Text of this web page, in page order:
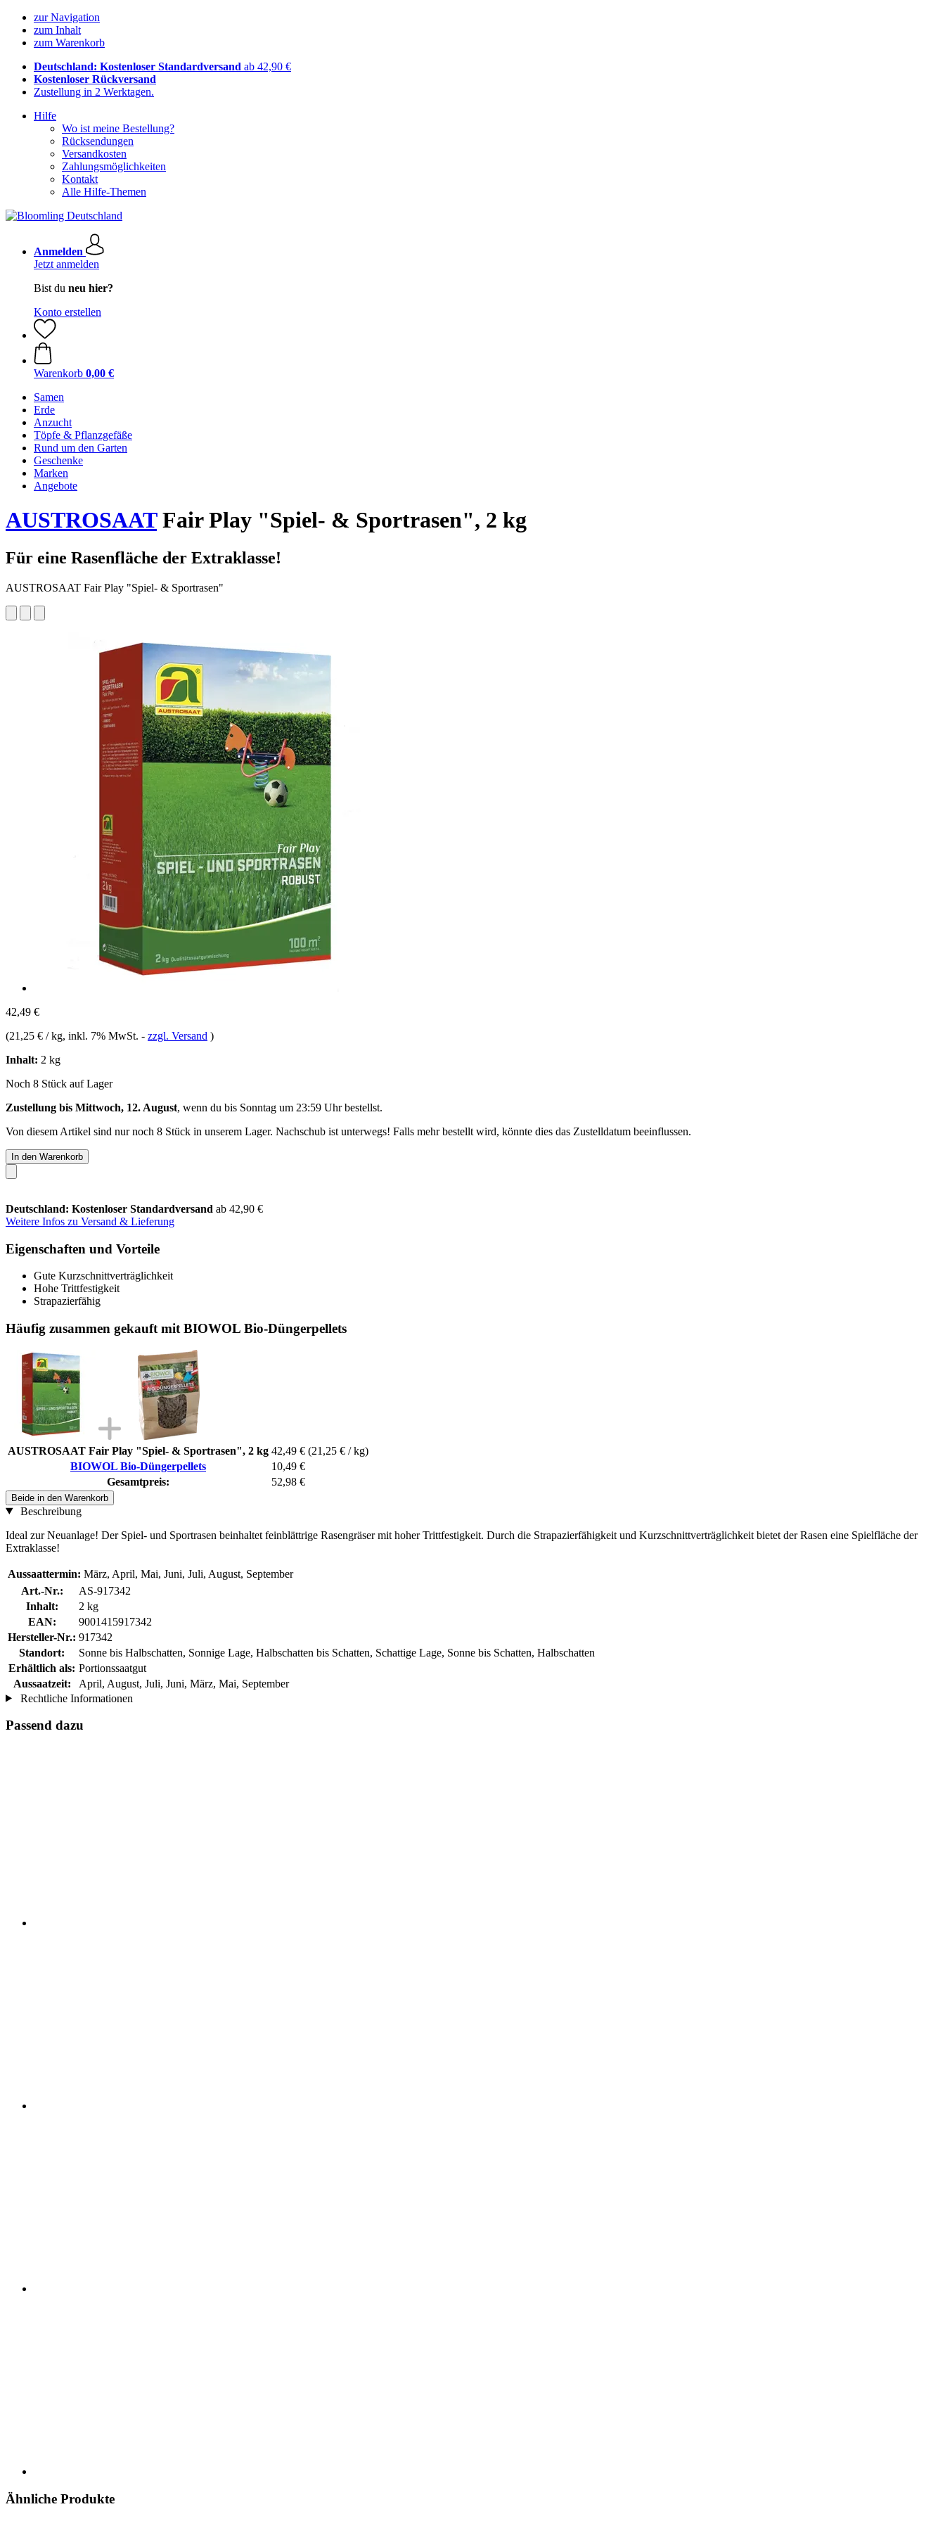
zur Navigation
zum Inhalt
zum Warenkorb
Deutschland: Kostenloser Standardversand ab 42,90 €
Kostenloser Rückversand
Zustellung in 2 Werktagen.
Hilfe
Wo ist meine Bestellung?
Rücksendungen
Versandkosten
Zahlungsmöglichkeiten
Kontakt
Alle Hilfe-Themen
Anmelden
Jetzt anmelden
Bist du neu hier?
Konto erstellen
Warenkorb 0,00 €
Samen
Erde
Anzucht
Töpfe & Pflanzgefäße
Rund um den Garten
Geschenke
Marken
Angebote
AUSTROSAATFair Play "Spiel- & Sportrasen", 2 kg
Für eine Rasenfläche der Extraklasse!
AUSTROSAAT Fair Play "Spiel- & Sportrasen"
42,49 €
(21,25 € / kg, inkl. 7% MwSt. - zzgl. Versand )
Inhalt: 2 kg
Noch 8 Stück auf Lager
Zustellung bis Mittwoch, 12. August, wenn du bis Sonntag um 23:59 Uhrbestellst.
Von diesem Artikel sind nur noch 8 Stück in unserem Lager. Nachschub ist unterwegs! Falls mehr bestellt wird, könnte dies das Zustelldatum beeinflussen.
In den Warenkorb
Deutschland: Kostenloser Standardversand ab 42,90 €
Weitere Infos zu Versand & Lieferung
Eigenschaften und Vorteile
Gute Kurzschnittverträglichkeit
Hohe Trittfestigkeit
Strapazierfähig
Häufig zusammen gekauft mit BIOWOL Bio-Düngerpellets
AUSTROSAAT Fair Play "Spiel- & Sportrasen", 2 kg 42,49 € (21,25 € / kg)
BIOWOL Bio-Düngerpellets
10,49 €
Gesamtpreis:
52,98 €
Beide in den Warenkorb
Beschreibung
Ideal zur Neuanlage! Der Spiel- und Sportrasen beinhaltet feinblättrige Rasengräser mit hoher Trittfestigkeit. Durch die Strapazierfähigkeit und Kurzschnittverträglichkeit bietet der Rasen eine Spielfläche der
Extraklasse!
Aussaattermin: März, April, Mai, Juni, Juli, August, September
Art.-Nr.:
AS-917342
Inhalt:
2 kg
EAN:
9001415917342
Hersteller-Nr.: 917342
Standort:
Sonne bis Halbschatten, Sonnige Lage, Halbschatten bis Schatten, Schattige Lage, Sonne bis Schatten, Halbschatten
Erhältlich als: Portionssaatgut
Aussaatzeit:
April, August, Juli, Juni, März, Mai, September
Rechtliche Informationen
Passend dazu
Ähnliche Produkte